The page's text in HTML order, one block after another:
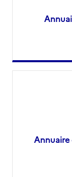
Annuaire